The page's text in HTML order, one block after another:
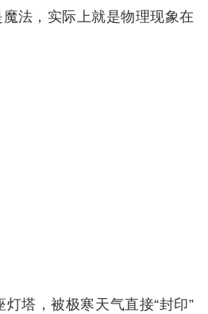
法，实际上就是物理现象在
塔，被极寒天气直接“封印”